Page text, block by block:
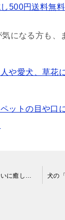
500円送料無料
になる方も、
や愛犬、草花
ットの目や口
愛犬と飼い主はお互いに癒しあっている